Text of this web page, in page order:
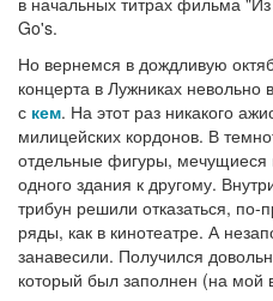
Go's.
Но вернемся в дождливую
концерта в Лужниках невольно
с кем. На этот раз никакого
милицейских кордонов. В
отдельные фигуры, мечущиеся
одного здания к другому.
трибун решили отказаться, по-
ряды, как в кинотеатре. А
занавесили. Получился
который был заполнен (на мой